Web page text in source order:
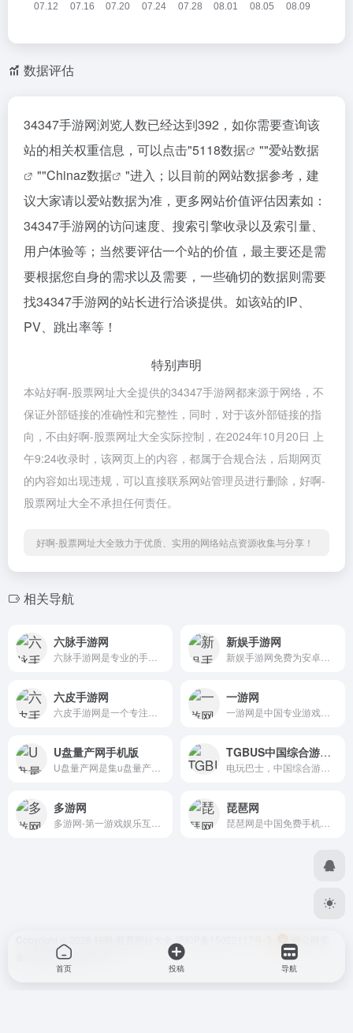
数据评估
34347手游网浏览人数已经达到392，如你需要查询该
站的相关权重信息，可以点击"5118数据 ""爱站数据
""Chinaz数据
"进入；以目前的网站数据参考，建
议大家请以爱站数据为准，更多网站价值评估因素如：
34347手游网的访问速度、搜索引擎收录以及索引量、
用户体验等；当然要评估一个站的价值，最主要还是需
要根据您自身的需求以及需要，一些确切的数据则需要
找34347手游网的站长进行洽谈提供。如该站的IP、
PV、跳出率等！
特别声明
本站好啊-股票网址大全提供的34347手游网都来源于网络，不
保证外部链接的准确性和完整性，同时，对于该外部链接的指
向，不由好啊-股票网址大全实际控制，在2024年10月20日 上
午9:24收录时，该网页上的内容，都属于合规合法，后期网页
的内容如出现违规，可以直接联系网站管理员进行删除，好啊-
股票网址大全不承担任何责任。
好啊-股票网址大全致力于优质、实用的网络站点资源收集与分享！
相关导航
六脉手游网 新娱手游网
六皮手游网 一游网
U盘量产网手机版 TGBUS中国综合游戏门户
多游网 琵琶网
备33048302000574号
首页 投稿 导航